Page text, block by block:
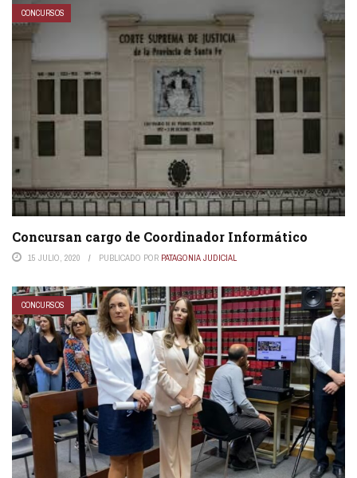
CONCURSOS
Concursan cargo de Coordinador Informático
15 JULIO, 2020 PUBLICADO POR PATAGONIA JUDICIAL
CONCURSOS